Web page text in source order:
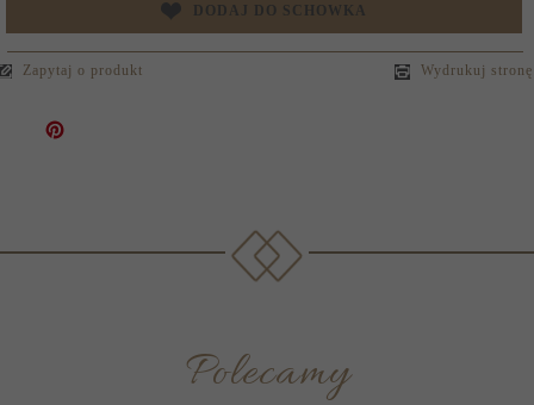
DODAJ DO SCHOWKA
Zapytaj o produkt Wydrukuj stronę
Polecamy